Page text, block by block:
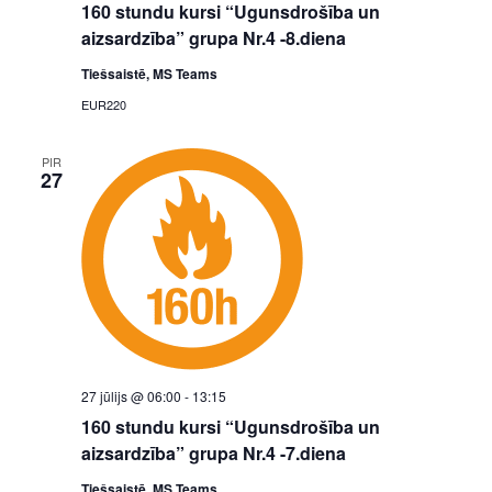
160 stundu kursi “Ugunsdrošība un
aizsardzība” grupa Nr.4 -8.diena
Tiešsaistē, MS Teams
EUR220
PIR
27
160 stundu kursi “Ugunsdrošība un
aizsardzība” grupa Nr.4 -7.diena
27 jūlijs @ 06:00 - 13:15